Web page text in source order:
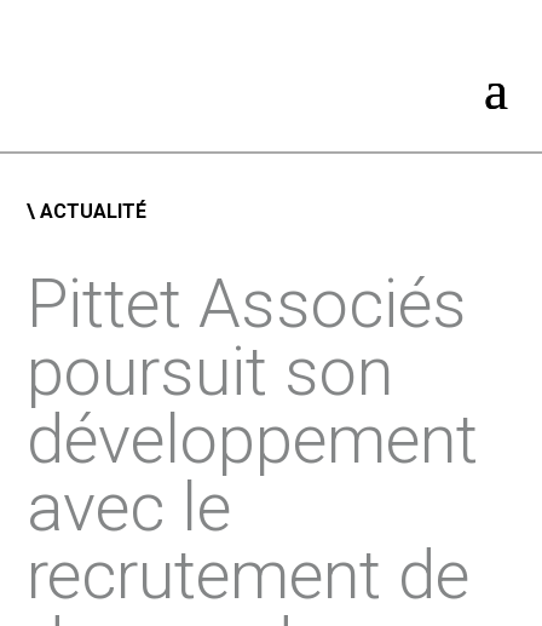
\ ACTUALITÉ
Pittet Associés
poursuit son
développement
avec le
recrutement de